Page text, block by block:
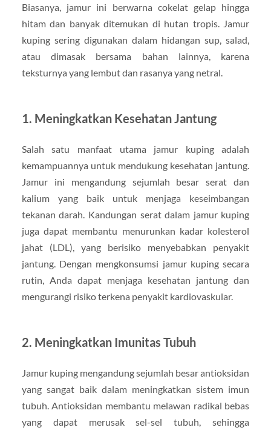
Biasanya, jamur ini berwarna cokelat gelap hingga
hitam dan banyak ditemukan di hutan tropis. Jamur
kuping sering digunakan dalam hidangan sup, salad,
atau dimasak bersama bahan lainnya, karena
teksturnya yang lembut dan rasanya yang netral.
1. Meningkatkan Kesehatan Jantung
Salah satu manfaat utama jamur kuping adalah
kemampuannya untuk mendukung kesehatan jantung.
Jamur ini mengandung sejumlah besar serat dan
kalium yang baik untuk menjaga keseimbangan
tekanan darah. Kandungan serat dalam jamur kuping
juga dapat membantu menurunkan kadar kolesterol
jahat (LDL), yang berisiko menyebabkan penyakit
jantung. Dengan mengkonsumsi jamur kuping secara
rutin, Anda dapat menjaga kesehatan jantung dan
mengurangi risiko terkena penyakit kardiovaskular.
2. Meningkatkan Imunitas Tubuh
Jamur kuping mengandung sejumlah besar antioksidan
yang sangat baik dalam meningkatkan sistem imun
tubuh. Antioksidan membantu melawan radikal bebas
yang dapat merusak sel-sel tubuh, sehingga